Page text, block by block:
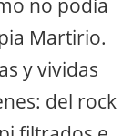
no podía
Martirio.
y vividas
del rock